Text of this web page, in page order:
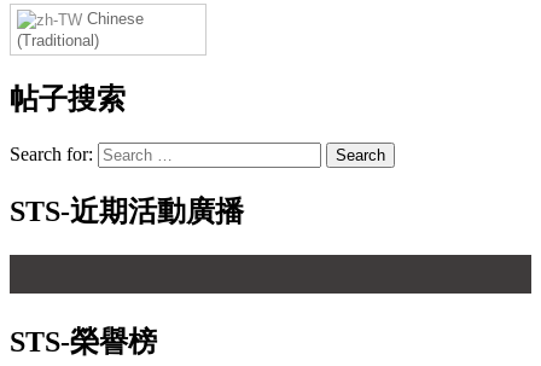
Chinese
(Traditional)
帖子搜索
Search for:
STS-近期活動廣播
STS-榮譽榜